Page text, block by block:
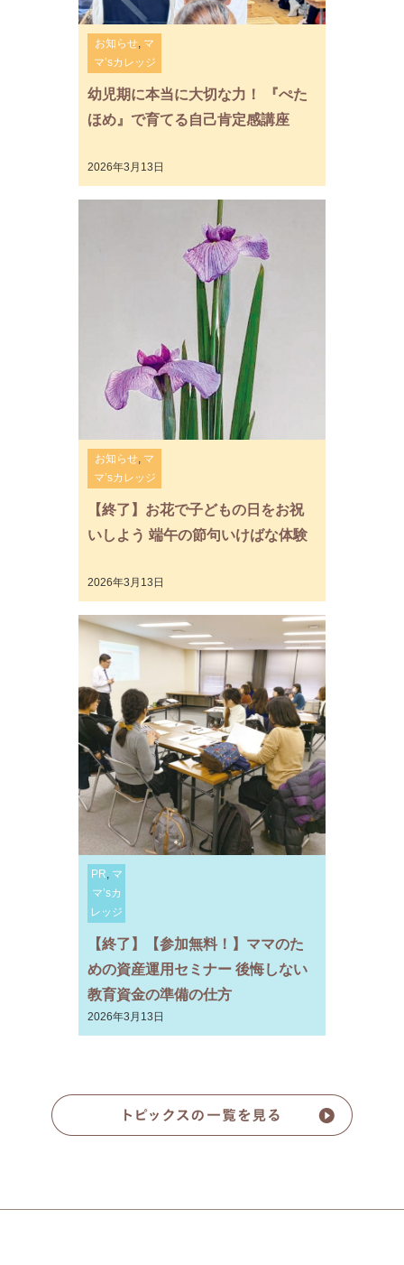
お知らせ マ
マ’sカレッジ
幼児期に本当に大切な力！ 『ぺた
ほめ』で育てる自己肯定感講座
2026年3月13日
お知らせ マ
マ’sカレッジ
【終了】お花で子どもの日をお祝
いしよう 端午の節句いけばな体験
2026年3月13日
PR マ
マ’sカ
レッジ
【終了】【参加無料！】ママのた
めの資産運用セミナー 後悔しない
教育資金の準備の仕方
2026年3月13日